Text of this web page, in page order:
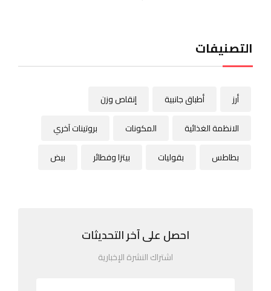
التصنيفات
أطباق جانبية
إنقاص وزن
الانظمة الغذائية
المكونات
بروتينات آخري
بطاطس
بقوليات بيتزا وفطائر بيض
احصل على آخر التحديثات
اشتراك النشرة الإخبارية